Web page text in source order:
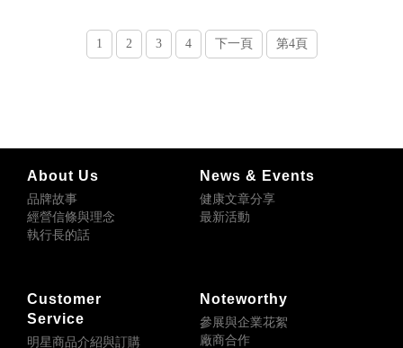
1 2 3 4 下一頁 第4頁
About Us
品牌故事
經營信條與理念
執行長的話
News & Events
健康文章分享
最新活動
Customer
Service
明星商品介紹與訂購
Noteworthy
參展與企業花絮
廠商合作